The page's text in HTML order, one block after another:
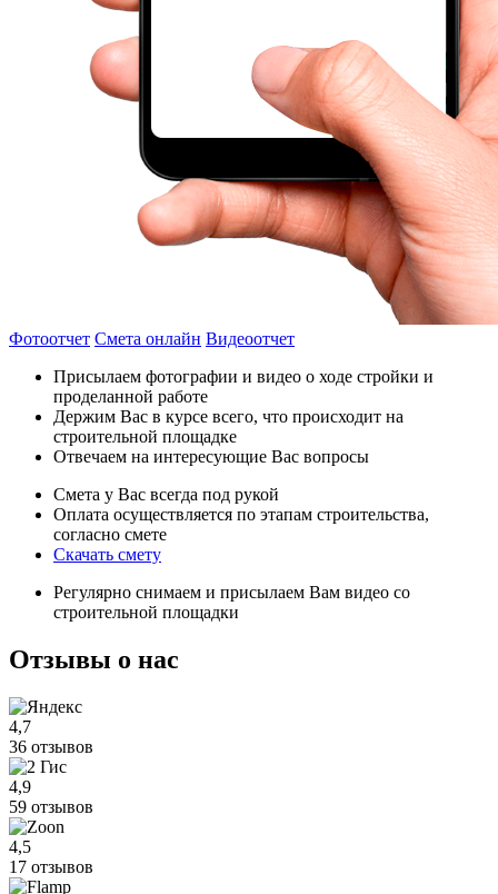
Фотоотчет Смета онлайн Видеоотчет
Присылаем фотографии и видео о ходе стройки и
проделанной работе
Держим Вас в курсе всего, что происходит на
строительной площадке
Отвечаем на интересующие Вас вопросы
Смета у Вас всегда под рукой
Оплата осуществляется по этапам строительства,
согласно смете
Скачать смету
Регулярно снимаем и присылаем Вам видео со
строительной площадки
Отзывы о нас
4,7
36 отзывов
4,9
59 отзывов
4,5
17 отзывов